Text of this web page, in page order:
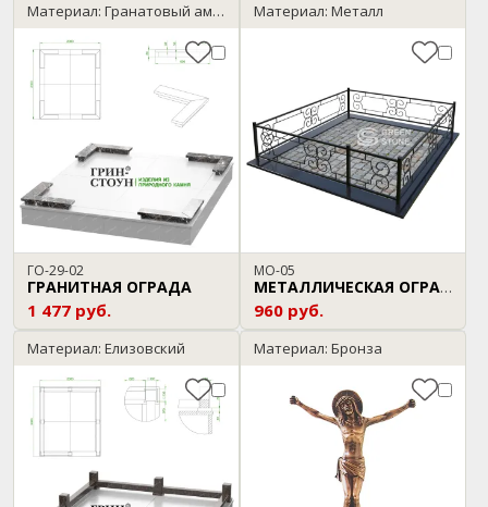
Материал: Гранатовый амфиболит
ГО-29-02
ГРАНИТНАЯ ОГРАДА
1 477 руб.
Материал: Металл
МО-05
МЕТАЛЛИЧЕСКАЯ ОГРАДА
960 руб.
Материал: Елизовский Материал: Бронза